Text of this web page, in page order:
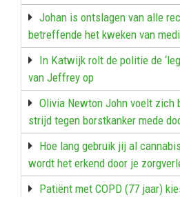
Johan is ontslagen van alle
betreffende het kweken van
In Katwijk rolt de politie de
van Jeffrey op
Olivia Newton John voelt zich
strijd tegen borstkanker mede
Hoe lang gebruik jij al
wordt het erkend door je
Patiënt met COPD (77 jaar)